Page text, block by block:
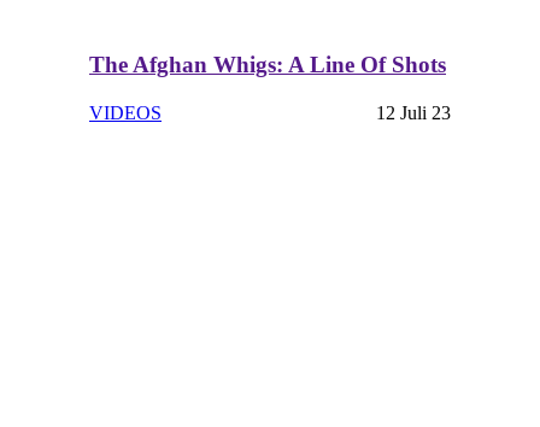
The Afghan Whigs: A Line Of Shots
VIDEOS 12 Juli 23